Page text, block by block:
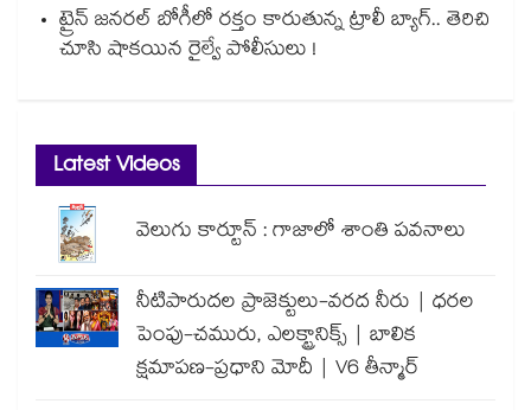
ట్రైన్ జనరల్ బోగీలో రక్తం కారుతున్న ట్రాలీ బ్యాగ్.. తెరిచి
చూసి షాకయిన రైల్వే పోలీసులు !
Latest Videos
వెలుగు కార్టూన్ : గాజాలో శాంతి పవనాలు
నీటిపారుదల ప్రాజెక్టులు-వరద నీరు | ధరల
పెంపు-చమురు, ఎలక్ట్రానిక్స్ | బాలిక
క్షమాపణ-ప్రధాని మోదీ | V6 తీన్మార్